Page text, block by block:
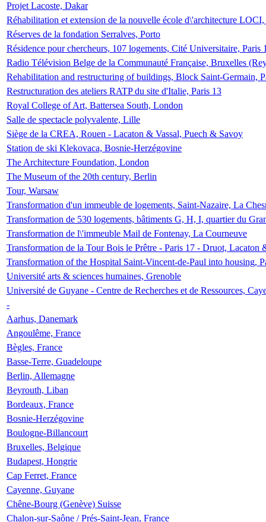
Projet Lacoste, Dakar
Réhabilitation et extension de la nouvelle école d\'architecture
Réserves de la fondation Serralves, Porto
Résidence pour chercheurs, 107 logements, Cité Universitaire, Paris
Radio Télévision Belge de la Communauté Française, Bruxelles
Rehabilitation and restructuring of buildings, Block Saint-Germain,
Restructuration des ateliers RATP du site d'Italie, Paris 13
Royal College of Art, Battersea South, London
Salle de spectacle polyvalente, Lille
Siège de la CREA, Rouen - Lacaton & Vassal, Puech & Savoy
Station de ski Klekovaca, Bosnie-Herzégovine
The Architecture Foundation, London
The Museum of the 20th century, Berlin
Tour, Warsaw
Transformation d'un immeuble de logements, Saint-Nazaire, La
Transformation de 530 logements, bâtiments G, H, I, quartier du
Transformation de l\'immeuble Mail de Fontenay, La Courneuve
Transformation de la Tour Bois le Prêtre - Paris 17 - Druot, Lacaton
Transformation of the Hospital Saint-Vincent-de-Paul into housing,
Université arts & sciences humaines, Grenoble
Université de Guyane - Centre de Recherches et de Ressources,
-
Aarhus, Danemark
Angoulême, France
Bègles, France
Basse-Terre, Guadeloupe
Berlin, Allemagne
Beyrouth, Liban
Bordeaux, France
Bosnie-Herzégovine
Boulogne-Billancourt
Bruxelles, Belgique
Budapest, Hongrie
Cap Ferret, France
Cayenne, Guyane
Chêne-Bourg (Genève) Suisse
Chalon-sur-Saône / Prés-Saint-Jean, France